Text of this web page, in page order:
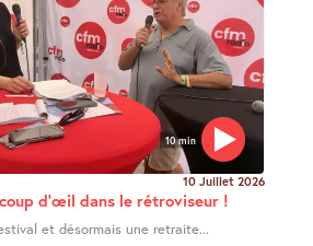
10 min
10 Juillet 2026
d’œil dans le rétroviseur !
et désormais une retraite...